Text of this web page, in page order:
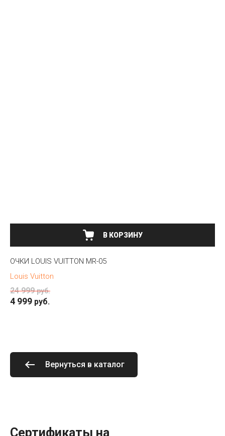
В КОРЗИНУ
ОЧКИ LOUIS VUITTON MR-05
Louis Vuitton
24 999 руб.
4 999 руб.
Вернуться в каталог
Сертификаты на